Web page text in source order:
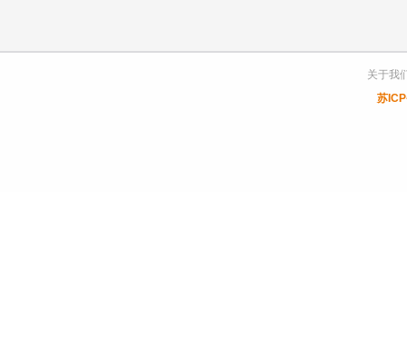
关于我
苏